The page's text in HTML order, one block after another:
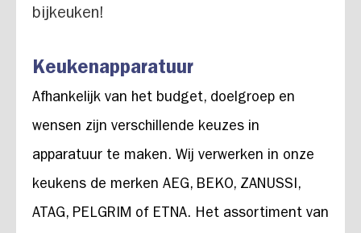
bijkeuken!
Keukenapparatuur
Afhankelijk van het budget, doelgroep en
wensen zijn verschillende keuzes in
apparatuur te maken. Wij verwerken in onze
keukens de merken AEG, BEKO, ZANUSSI,
ATAG, PELGRIM of ETNA. Het assortiment van